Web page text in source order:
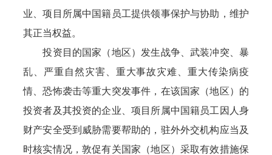
业、项目所属中国籍员工提供领事保护与协助，维护
其正当权益。
投资目的国家（地区）发生战争、武装冲突、暴
乱、严重自然灾害、重大事故灾难、重大传染病疫
情、恐怖袭击等重大突发事件，在该国家（地区）的
投资者及其投资的企业、项目所属中国籍员工因人身
财产安全受到威胁需要帮助的，驻外外交机构应当及
时核实情况，敦促有关国家（地区）采取有效措施保